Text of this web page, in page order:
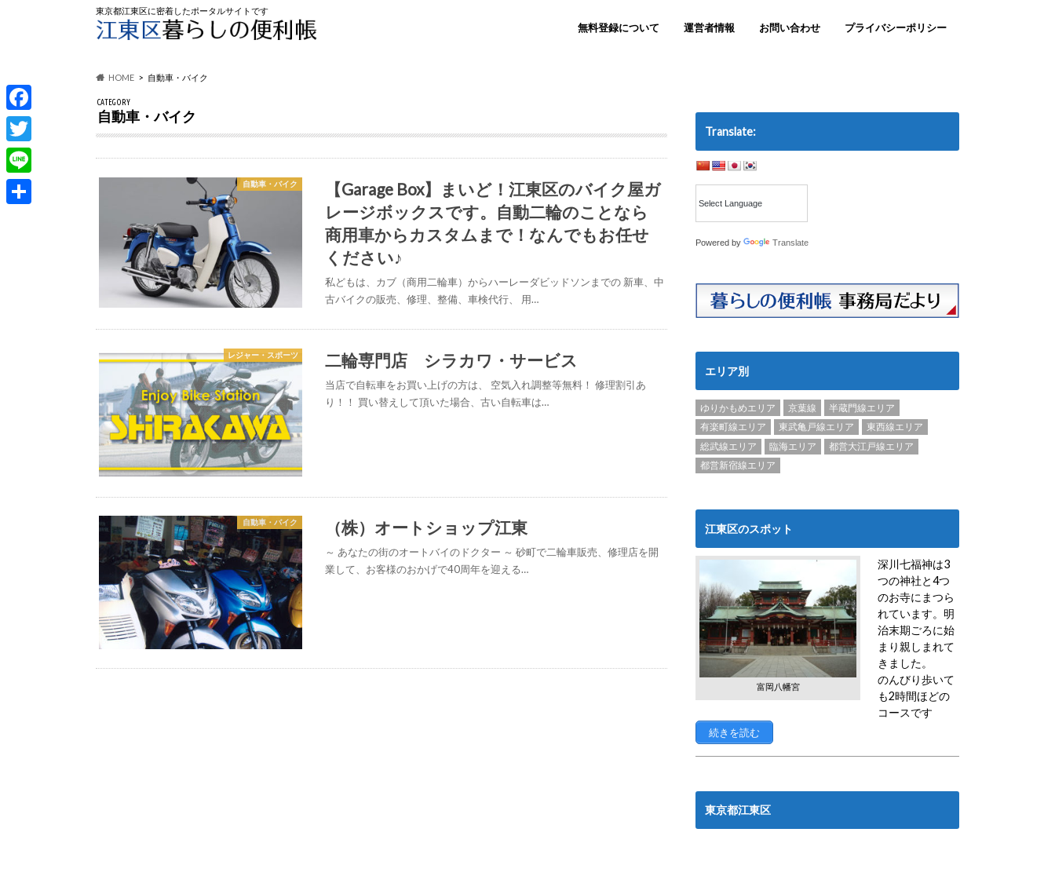
東京都江東区に密着したポータルサイトです
無料登録について 運営者情報 お問い合わせ プライバシーポリシー
HOME 自動車・バイク
CATEGORY
自動車・バイク
自動車・バイク
【Garage Box】まいど！江東区のバイク屋ガ
レージボックスです。自動二輪のことなら
商用車からカスタムまで！なんでもお任せ
ください♪
私どもは、カブ（商用二輪車）からハーレーダビッドソンまでの 新車、中
古バイクの販売、修理、整備、車検代行、 用…
レジャー・スポーツ 二輪専門店 シラカワ・サービス
当店で自転車をお買い上げの方は、 空気入れ調整等無料！ 修理割引あ
り！！ 買い替えして頂いた場合、古い自転車は…
自動車・バイク （株）オートショップ江東
～ あなたの街のオートバイのドクター ～ 砂町で二輪車販売、修理店を開
業して、お客様のおかげで40周年を迎える…
Translate:
Powered by Translate
エリア別
ゆりかもめエリア 京葉線
半蔵門線エリア
有楽町線エリア
東武亀戸線エリア
東西線エリア
総武線エリア
臨海エリア
都営大江戸線エリア
都営新宿線エリア
江東区のスポット
富岡八幡宮
深川七福神は3
つの神社と4つ
のお寺にまつら
れています。明
治末期ごろに始
まり親しまれて
きました。
のんびり歩いて
も2時間ほどの
コースです
続きを読む
東京都江東区
F
a
c
e
T
w
i
L